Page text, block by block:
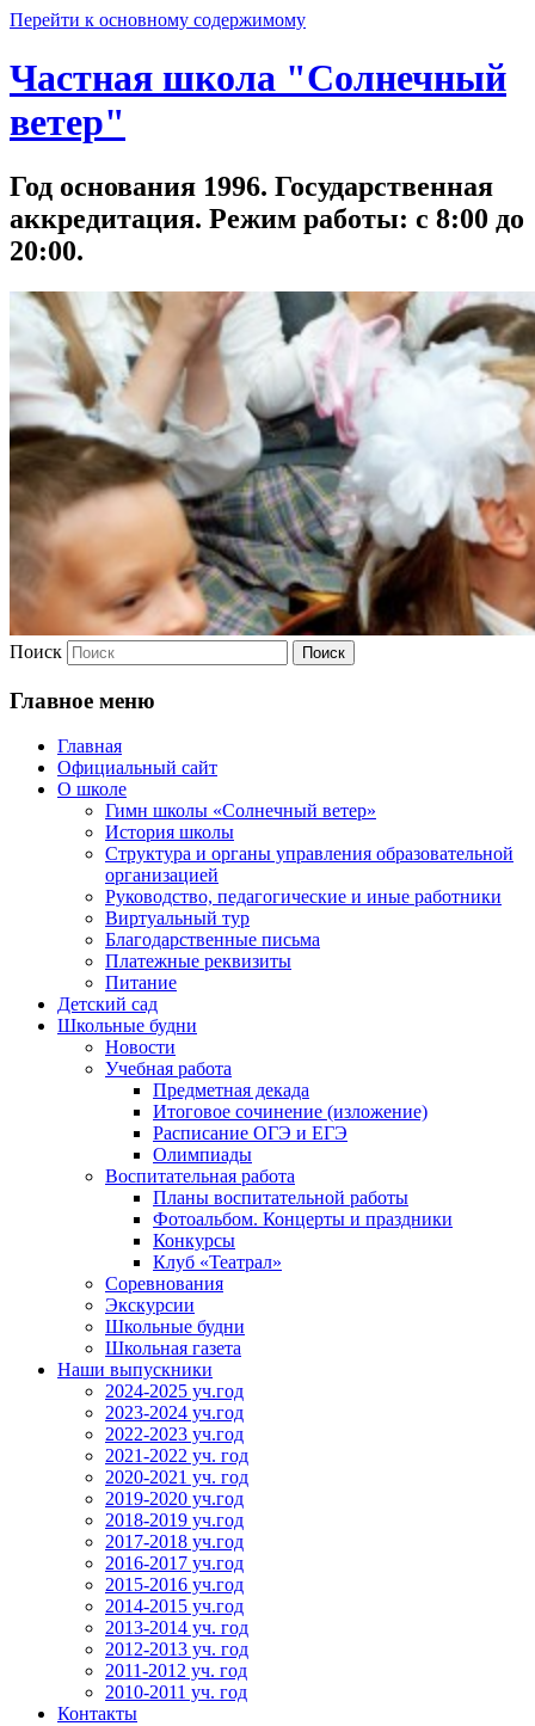
Перейти к основному содержимому
Частная школа "Солнечный
ветер"
Год основания 1996. Государственная
аккредитация. Режим работы: с 8:00 до
20:00.
Поиск
Главное меню
Главная
Официальный сайт
О школе
Гимн школы «Солнечный ветер»
История школы
Структура и органы управления образовательной
организацией
Руководство, педагогические и иные работники
Виртуальный тур
Благодарственные письма
Платежные реквизиты
Питание
Детский сад
Школьные будни
Новости
Учебная работа
Предметная декада
Итоговое сочинение (изложение)
Расписание ОГЭ и ЕГЭ
Олимпиады
Воспитательная работа
Планы воспитательной работы
Фотоальбом. Концерты и праздники
Конкурсы
Клуб «Театрал»
Соревнования
Экскурсии
Школьные будни
Школьная газета
Наши выпускники
2024-2025 уч.год
2023-2024 уч.год
2022-2023 уч.год
2021-2022 уч. год
2020-2021 уч. год
2019-2020 уч.год
2018-2019 уч.год
2017-2018 уч.год
2016-2017 уч.год
2015-2016 уч.год
2014-2015 уч.год
2013-2014 уч. год
2012-2013 уч. год
2011-2012 уч. год
2010-2011 уч. год
Контакты